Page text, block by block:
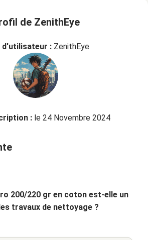
de ZenithEye
d'utilisateur :ZenithEye
: le 24 Novembre 2024
200/220 gr en coton est-elle un
travaux de nettoyage ?